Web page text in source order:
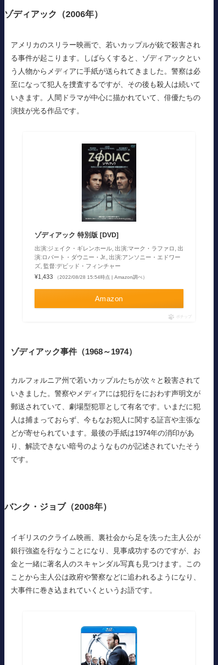
ゾディアック（2006年）
アメリカのスリラー映画で、若いカップルが銃で殺害され
る事件が起こります。しばらくすると、ゾディアックとい
う人物からメディアに手紙が送られてきました。警察は必
至になって犯人を捜査するですが、その後も殺人は続いて
いきます。人間ドラマが中心に描かれていて、俳優たちの
演技が光る作品です。
ゾディアック 特別版 [DVD]
出演:ジェイク・ギレンホール, 出演:マーク・ラファロ, 出
演:ロバート・ダウニー・Jr., 出演:アンソニー・エドワー
ズ, 監督:デビッド・フィンチャー
¥1,433
（2022/08/28 15:54時点 | Amazon調べ）
Amazon
ポチップ
ゾディアック事件（1968～1974）
カルフォルニア州で若いカップルたちが次々と殺害されて
いきました。警察やメディアには犯行をにおわす声明文が
郵送されていて、劇場型犯罪として有名です。いまだに犯
人は捕まっておらず、今もなお犯人に関する証言や主張な
どが寄せられています。最後の手紙は1974年の消印があ
り、解読できない暗号のようなものが記述されていたそう
です。
バンク・ジョブ（2008年）
イギリスのクライム映画、裏社会から足を洗った主人公が
銀行強盗を行なうことになり、見事成功するのですが、お
金と一緒に著名人のスキャンダル写真も見つけます。この
ことから主人公は政府や警察などに追われるようになり、
大事件に巻き込まれていくというお語です。